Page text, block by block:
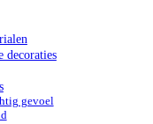
decoraties
gevoel